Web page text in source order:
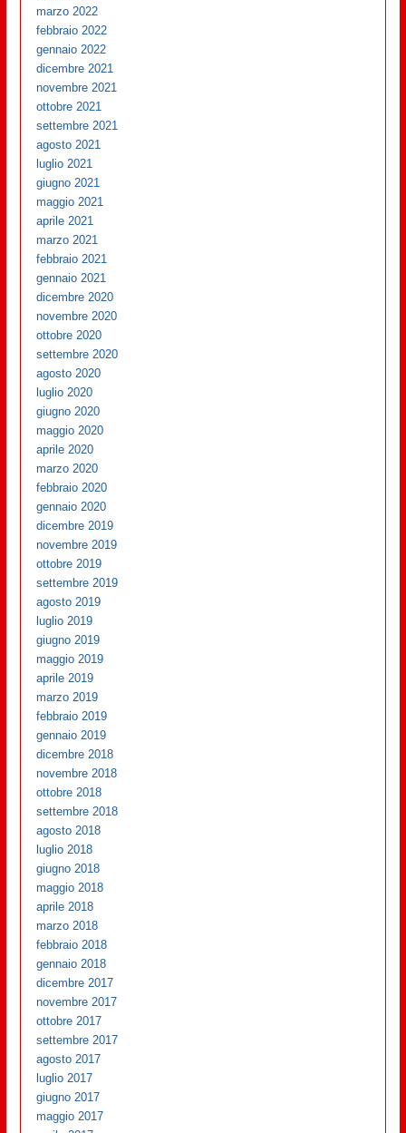
marzo 2022
febbraio 2022
gennaio 2022
dicembre 2021
novembre 2021
ottobre 2021
settembre 2021
agosto 2021
luglio 2021
giugno 2021
maggio 2021
aprile 2021
marzo 2021
febbraio 2021
gennaio 2021
dicembre 2020
novembre 2020
ottobre 2020
settembre 2020
agosto 2020
luglio 2020
giugno 2020
maggio 2020
aprile 2020
marzo 2020
febbraio 2020
gennaio 2020
dicembre 2019
novembre 2019
ottobre 2019
settembre 2019
agosto 2019
luglio 2019
giugno 2019
maggio 2019
aprile 2019
marzo 2019
febbraio 2019
gennaio 2019
dicembre 2018
novembre 2018
ottobre 2018
settembre 2018
agosto 2018
luglio 2018
giugno 2018
maggio 2018
aprile 2018
marzo 2018
febbraio 2018
gennaio 2018
dicembre 2017
novembre 2017
ottobre 2017
settembre 2017
agosto 2017
luglio 2017
giugno 2017
maggio 2017